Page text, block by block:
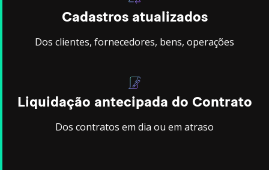
Cadastros atualizados
Dos clientes, fornecedores, bens, operações
Liquidação antecipada do Contrato
Dos contratos em dia ou em atraso